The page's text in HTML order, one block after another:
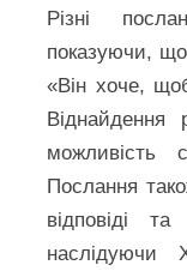
Різні
показуючи,
«Він хоче,
Віднайдення
можливість
Послання
відповіді